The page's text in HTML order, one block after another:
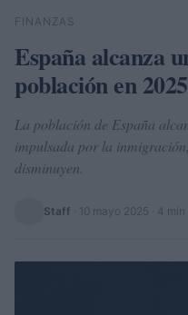
Buscar
FINANZAS
España alcanza
población en 2025
La población de España
impulsada por la
disminuyen.
Staff 10 mayo 2025 · 4 min